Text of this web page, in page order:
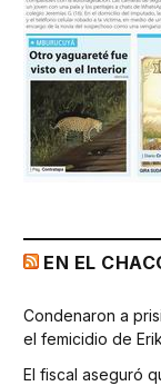
EN EL
Condenaron a
el femicidio de
El fiscal aseguró